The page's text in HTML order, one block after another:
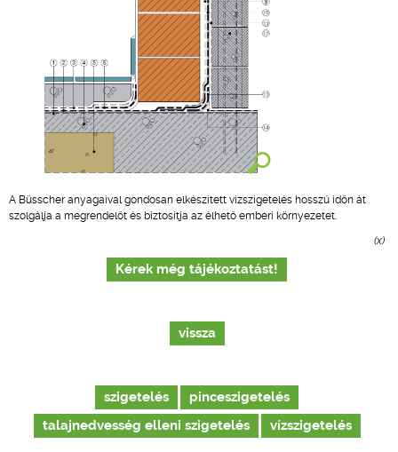
A Büsscher anyagaival gondosan elkészített vízszigetelés hosszú időn át
szolgálja a megrendelőt és biztosítja az élhető emberi környezetet.
(x)
Kérek még tájékoztatást!
vissza
szigetelés
pinceszigetelés
talajnedvesség elleni szigetelés
vízszigetelés